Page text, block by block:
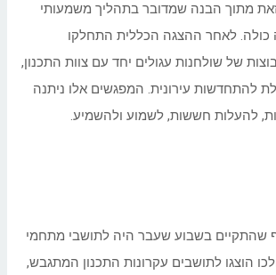
מתוך הבנה שמדובר בתהליך משמעותי
כולה. לאחר ההצגה הכללית התחלקו
של שולחנות עגולים יחד עם צוות התכנון,
להתחדשות עירונית. המפגשים אלו ניתנה
להעלות חששות, לשמוע ולהשמיע.
שהתקיים בשבוע שעבר היה לתושבי מתחמי
הוצגו לתושבים עקרונות התכנון המתגבש,